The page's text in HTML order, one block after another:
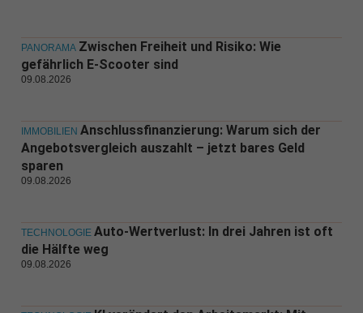
PANORAMA Zwischen Freiheit und Risiko: Wie
gefährlich E-Scooter sind
09.08.2026
IMMOBILIEN Anschlussfinanzierung: Warum sich der
Angebotsvergleich auszahlt – jetzt bares Geld
sparen
09.08.2026
TECHNOLOGIE Auto-Wertverlust: In drei Jahren ist oft
die Hälfte weg
09.08.2026